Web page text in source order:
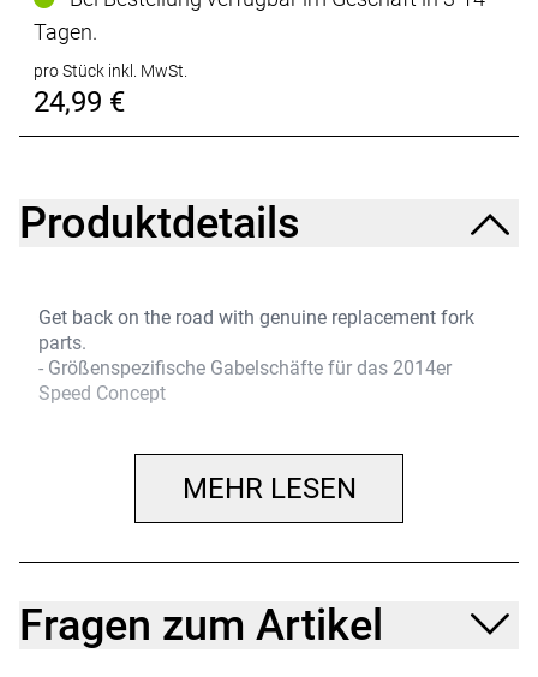
Tagen.
pro Stück inkl. MwSt.
24,99 €
Produktdetails
Get back on the road with genuine replacement fork
parts.
- Größenspezifische Gabelschäfte für das 2014er
Speed Concept
MEHR LESEN
Fragen zum Artikel